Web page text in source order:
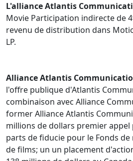
L'alliance Atlantis
Movie Participation indirecte de
revenu de distribution dans
LP.
Alliance Atlantis
l'offre publique d'Atlantis
combinaison avec Alliance
former Alliance Atlantis
millions de dollars premier appel
parts de fiducie pour le Fonds
de films; un un placement